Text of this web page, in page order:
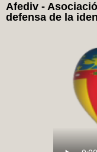
Afediv -
defensa de la